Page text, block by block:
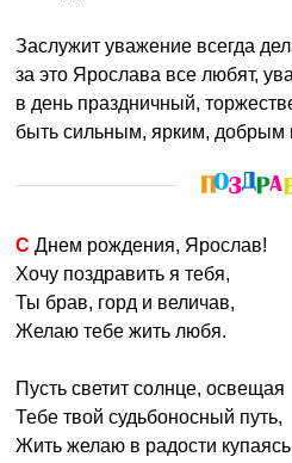
Заслужит уважение всегда
за это Ярослава все любят,
в день праздничный,
быть сильным, ярким, добрым
C Днем рождения, Ярослав!
Хочу поздравить я тебя,
Ты брав, горд и величав,
Желаю тебе жить любя.
Пусть светит солнце, освещая
Тебе твой судьбоносный путь,
Жить желаю в радости купаясь